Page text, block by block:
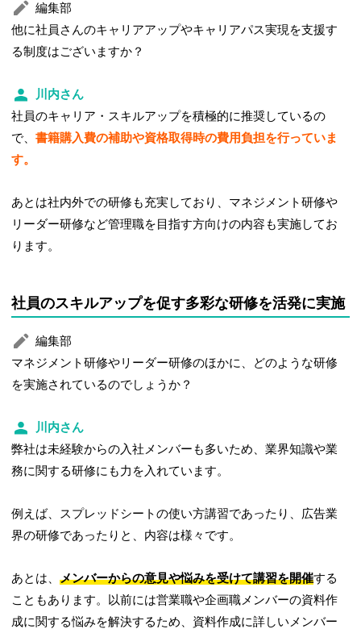
編集部
他に社員さんのキャリアアップやキャリアパス実現を支援す
る制度はございますか？
川内さん
社員のキャリア・スキルアップを積極的に推奨しているの
で、書籍購入費の補助や資格取得時の費用負担を行っていま
す。
あとは社内外での研修も充実しており、マネジメント研修や
リーダー研修など管理職を目指す方向けの内容も実施してお
ります。
社員のスキルアップを促す多彩な研修を活発に実施
編集部
マネジメント研修やリーダー研修のほかに、どのような研修
を実施されているのでしょうか？
川内さん
弊社は未経験からの入社メンバーも多いため、業界知識や業
務に関する研修にも力を入れています。
例えば、スプレッドシートの使い方講習であったり、広告業
界の研修であったりと、内容は様々です。
あとは、メンバーからの意見や悩みを受けて講習を開催する
こともあります。以前には営業職や企画職メンバーの資料作
成に関する悩みを解決するため、資料作成に詳しいメンバー